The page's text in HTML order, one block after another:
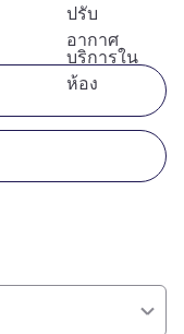
ปรับ
อากาศ
บริการใน
ห้อง